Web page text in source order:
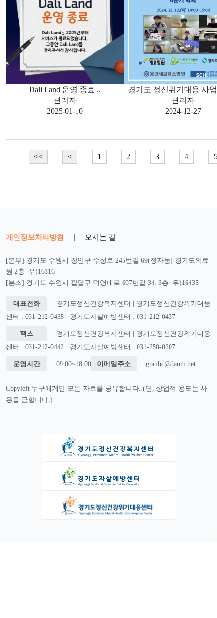
Dali Land 운영 종료 ..
관리자
2025-01-10
경기도 정신위기대응 사
관리자
2024-12-27
<< < 1 2 3 4 5
개인정보처리방침 | 오시는 길
[본부] 경기도 수원시 장안구 수성로 245번길 69(정자동) 경기도의료
원 2층 우)16316
[분소] 경기도 수원시 팔달구 덕영대로 697번길 34, 3층 우)16435
대표전화
경기도정신건강복지센터 | 경기도정신건강위기대응
센터 : 031-212-0435
경기도자살예방센터 : 031-212-0437
팩스
경기도정신건강복지센터 | 경기도정신건강위기대응
센터 : 031-212-0442
경기도자살예방센터 : 031-250-0207
운영시간 09:00~18:00 이메일주소 gpmhc@daum.net
Copyleft 누구에게만 모든 자료를 공유합니다. (단, 상업적 용도는 사
용을 금합니다.)